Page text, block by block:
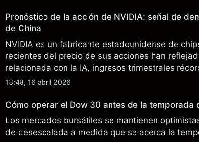
Pronóstico de la acción de NVIDIA: señal de
de China
NVIDIA es un fabricante estadounidense de
recientes del precio de sus acciones han
relacionada con la IA, ingresos trimestrales
incertidumbre en torno a los controles de
13:48, 16 abril 2026
Cómo operar el Dow 30 antes de la temporada
Los mercados bursátiles se mantienen
de desescalada a medida que se acerca la